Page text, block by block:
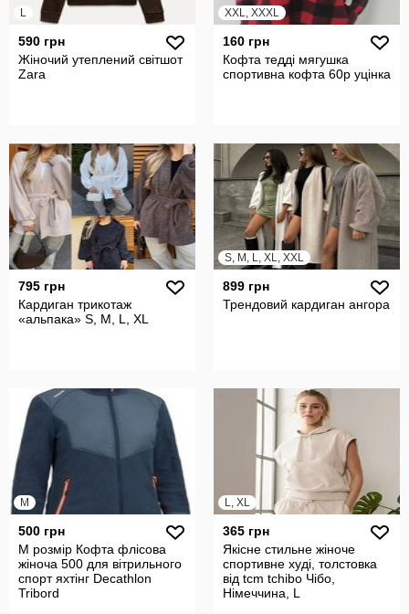
L
590 грн
Жіночий утеплений світшот
Zara
XXL, XXXL
160 грн
Кофта тедді мягушка
спортивна кофта 60р уцінка
795 грн
Кардиган трикотаж
«альпака» S, М, L, XL
S, M, L, XL, XXL
899 грн
Трендовий кардиган ангора
M
500 грн
M розмір Кофта флісова
жіноча 500 для вітрильного
спорт яхтінг Decathlon
Tribord
L, XL
365 грн
Якісне стильне жіноче
спортивне худі, толстовка
від tcm tchibo Чібо,
Німеччина, L